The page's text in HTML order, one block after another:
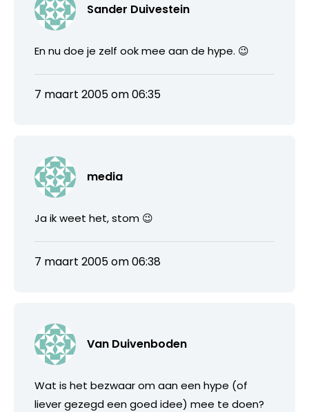
Sander Duivestein
En nu doe je zelf ook mee aan de hype. 😉
7 maart 2005 om 06:35
media
Ja ik weet het, stom 😉
7 maart 2005 om 06:38
Van Duivenboden
Wat is het bezwaar om aan een hype (of
liever gezegd een goed idee) mee te doen?